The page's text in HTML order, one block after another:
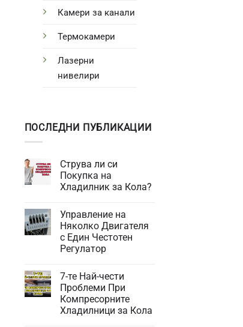
Камери за канали
Термокамери
Лазерни
нивелири
ПОСЛЕДНИ ПУБЛИКАЦИИ
Струва ли си
Покупка на
Хладилник за Кола?
за
Струва
ли
си
Покупка
на
Кола?
Управление на
Няколко Двигателя
с Един Честотен
Регулатор
за
Управление
на
Няколко
Двигателя
с
7-те Най-чести
Проблеми При
Компресорните
Хладилници за Кола